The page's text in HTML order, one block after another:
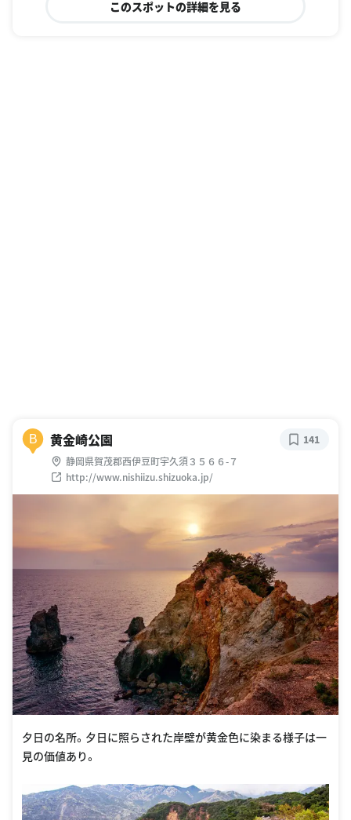
このスポットの詳細を見る
B 黄金崎公園
静岡県賀茂郡西伊豆町宇久須３５６６-７
http://www.nishiizu.shizuoka.jp/
141
夕日の名所。夕日に照らされた岸壁が黄金色に染まる様子は一
見の価値あり。